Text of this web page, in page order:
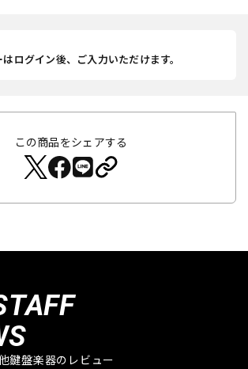
はログイン後、ご入力いただけます。
この商品をシェアする
鍵盤楽器のレビュー